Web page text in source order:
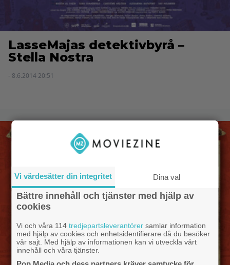
LasseMajas detektivbyrå –
Stella Nostra
- 8.6.2014 20:51
Vi värdesätter din integritet Dina val
Bättre innehåll och tjänster med hjälp av
cookies
Vi och våra 114tredjepartsleverantörer samlar information
med hjälp av cookies och enhetsidentifierare då du besöker
vår sajt. Med hjälp av informationen kan vi utveckla vårt
innehåll och våra tjänster.